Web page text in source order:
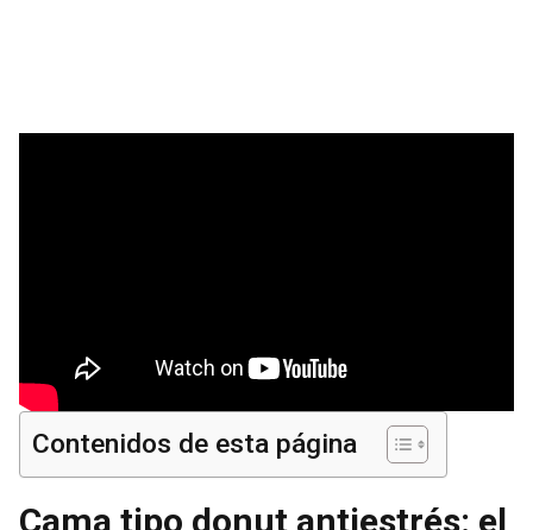
Contenidos de esta página
Cama tipo donut antiestrés: el